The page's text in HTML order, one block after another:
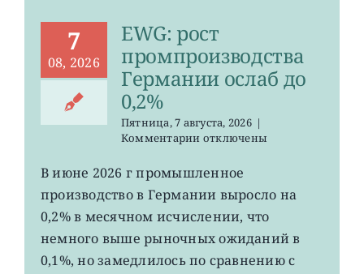
7
08, 2026
EWG: рост
промпроизводства
Германии ослаб до
0,2%
Пятница, 7 августа, 2026 |
Комментариик
EWG:
рост
промпроизводства
Германии
до
0,2%
отключены
В июне 2026 г промышленное
производство в Германии выросло на
0,2% в месячном исчислении, что
немного выше рыночных ожиданий в
0,1%, но замедлилось по сравнению с